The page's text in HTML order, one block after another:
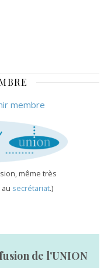
membre
même très
secrétariat.)
de l'UNION